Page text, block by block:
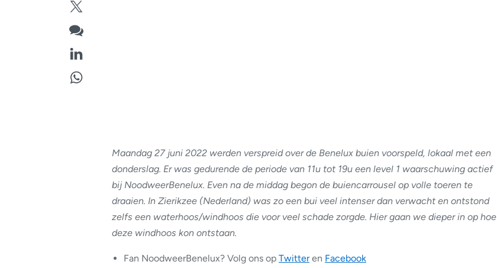
Maandag 27 juni 2022 werden verspreid over de Benelux buien voorspeld, lokaal met een
donderslag. Er was gedurende de periode van 11u tot 19u een level 1 waarschuwing actief
bij NoodweerBenelux. Even na de middag begon de buiencarrousel op volle toeren te
draaien. In Zierikzee (Nederland) was zo een bui veel intenser dan verwacht en ontstond
zelfs een waterhoos/windhoos die voor veel schade zorgde. Hier gaan we dieper in op hoe
deze windhoos kon ontstaan.
Fan NoodweerBenelux? Volg ons op Twitteren Facebook